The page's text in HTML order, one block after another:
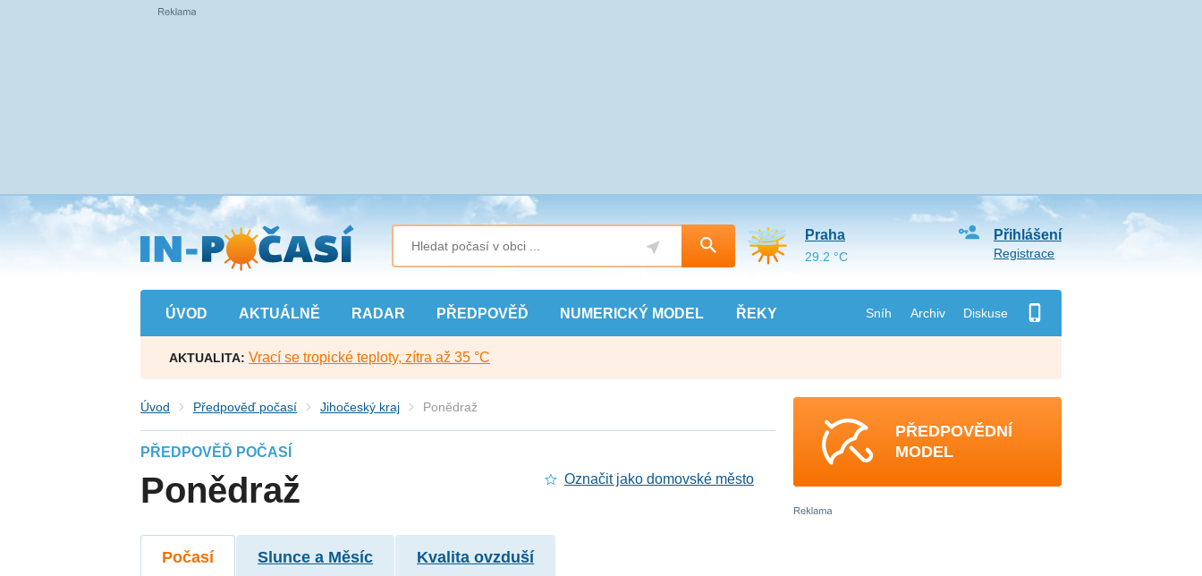
Přejít
na
hlavní
obsah
ÚVOD AKTUÁLNĚ RADAR PŘEDPOVĚĎ NUMERICKÝ MODEL ŘEKY Sníh Archiv Diskuse
Přihlášení
Registrace
Praha
29.2 °C
AKTUALITA: Vrací se tropické teploty, zítra až 35 °C
Úvod Předpověď počasí Jihočeský kraj Ponědraž
PŘEDPOVĚĎ POČASÍ
Ponědraž Označit jako domovské město
Počasí Slunce a Měsíc Kvalita ovzduší
PŘEDPOVĚDNÍ
MODEL